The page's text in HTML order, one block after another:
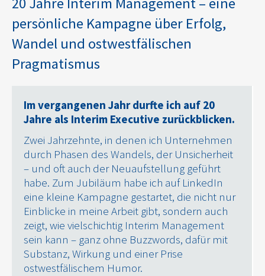
persönliche Kampagne über Erfolg,
Wandel und ostwestfälischen
Pragmatismus
Im vergangenen Jahr durfte ich auf 20
Jahre als Interim Executive zurückblicken.
Zwei Jahrzehnte, in denen ich Unternehmen
durch Phasen des Wandels, der Unsicherheit
– und oft auch der Neuaufstellung geführt
habe. Zum Jubiläum habe ich auf LinkedIn
eine kleine Kampagne gestartet, die nicht nur
Einblicke in meine Arbeit gibt, sondern auch
zeigt, wie vielschichtig Interim Management
sein kann – ganz ohne Buzzwords, dafür mit
Substanz, Wirkung und einer Prise
ostwestfälischem Humor.